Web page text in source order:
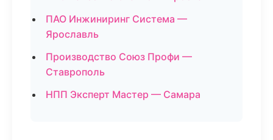
ПАО Инжиниринг Система —
Ярославль
Производство Союз Профи —
Ставрополь
НПП Эксперт Мастер — Самара